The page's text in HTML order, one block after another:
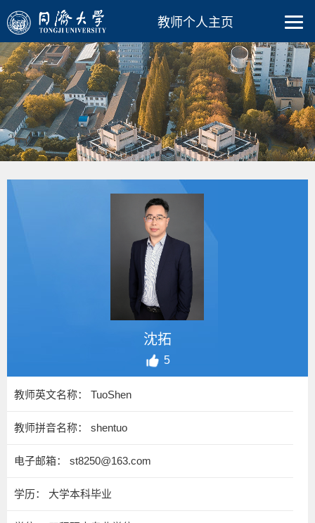
教师个人主页
沈拓
5
教师英文名称： TuoShen
教师拼音名称： shentuo
电子邮箱： st8250@163.com
学历： 大学本科毕业